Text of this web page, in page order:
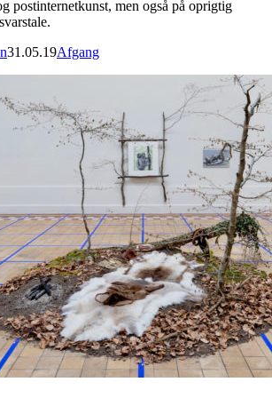
postinternetkunst, men også på oprigtig
31.05.19Afgang